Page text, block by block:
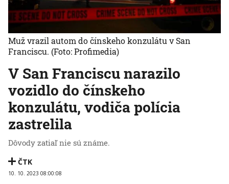
V San Franciscu narazilo
vozidlo do čínskeho
konzulátu, vodiča polícia
zastrelila
Dôvody zatiaľ nie sú známe.
ČTK
10. 10. 2023 08:00:08
Muž vrazil autom do čínskeho konzulátu v San
Franciscu. (Foto: Profimedia)